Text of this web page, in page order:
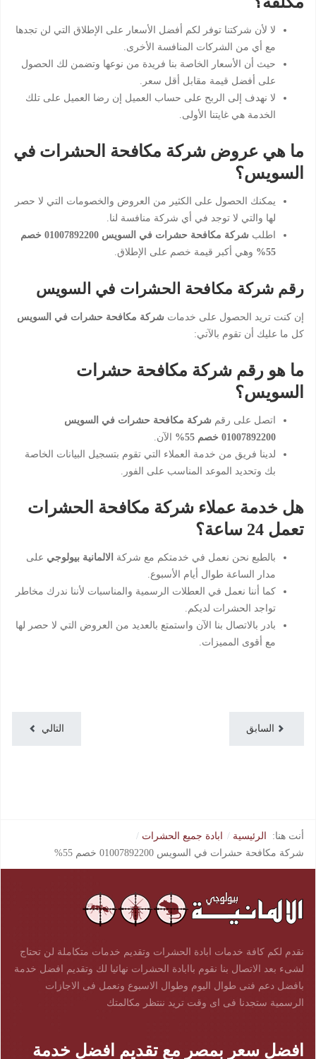
لا لأن شركتنا توفر لكم أفضل الأسعار على الإطلاق التي لن تجدها
مع أي من الشركات المنافسة الأخرى.
حيث أن الأسعار الخاصة بنا فريدة من نوعها وتضمن لك الحصول
على أفضل قيمة مقابل أقل سعر.
لا نهدف إلى الربح على حساب العميل إن رضا العميل على تلك
الخدمة هي غايتنا الأولى.
ما هي عروض شركة مكافحة الحشرات في
السويس؟
يمكنك الحصول على الكثير من العروض والخصومات التي لا حصر
لها والتي لا توجد في أي شركة منافسة لنا.
اطلب
شركة مكافحة حشرات في السويس 01007892200 خصم
55%
وهي أكبر قيمة خصم على الإطلاق.
رقم شركة مكافحة الحشرات في السويس
إن كنت تريد الحصول على خدمات شركة مكافحة حشرات في السويس
كل ما عليك أن تقوم بالآتي:
ما هو رقم شركة مكافحة حشرات
السويس؟
اتصل على رقم شركة مكافحة حشرات في السويس
01007892200 خصم 55%
الآن.
لدينا فريق من خدمة العملاء التي تقوم بتسجيل البيانات الخاصة
بك وتحديد الموعد المناسب على الفور.
هل خدمة عملاء شركة مكافحة الحشرات
تعمل 24 ساعة؟
بالطبع نحن نعمل في خدمتكم مع شركة الالمانية بيولوجي على
مدار الساعة طوال أيام الأسبوع.
كما أننا نعمل في العطلات الرسمية والمناسبات لأننا ندرك مخاطر
تواجد الحشرات لديكم.
بادر بالاتصال بنا الآن واستمتع بالعديد من العروض التي لا حصر لها
مع أقوى المميزات.
السابق التالي
أنت هنا: الرئيسية
ابادة جميع الحشرات
شركة مكافحة حشرات في السويس 01007892200 خصم 55%
نقدم لكم كافة خدمات ابادة الحشرات وتقديم خدمات متكاملة لن تحتاج
لشىء بعد الاتصال بنا نقوم باابادة الحشرات نهائيا لك وتقديم افضل خدمة
بافضل دعم فنى طوال اليوم وطوال الاسبوع ونعمل فى الاجازات
الرسمية ستجدنا فى اى وقت تريد ننتظر مكالمتك
افضل سعر بمصر مع تقديم افضل خدمة